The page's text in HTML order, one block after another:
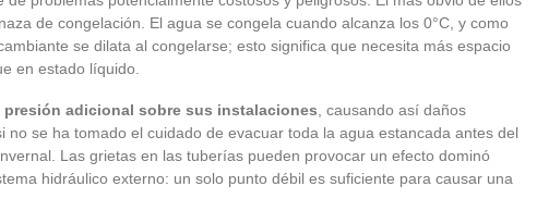
de congelación. El agua se congela cuando alcanza los 0°C, y como
se dilata al congelarse; esto significa que necesita más espacio
en estado líquido.
presión adicional sobre sus instalaciones , causando así daños
no se ha tomado el cuidado de evacuar toda la agua estancada antes del
Las grietas en las tuberías pueden provocar un efecto dominó
hidráulico externo: un solo punto débil es suficiente para causar una